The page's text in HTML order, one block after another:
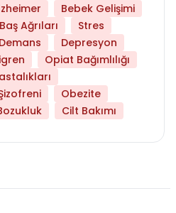
Bebek Gelişimi
Baş Ağrıları
Stres
Demans
Depresyon
Opiat Bağımlılığı
Obezite
Cilt Bakımı